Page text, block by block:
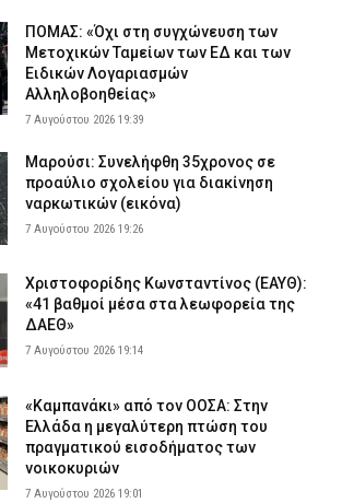
ΠΟΜΑΣ: «Όχι στη συγχώνευση των
Μετοχικών Ταμείων των ΕΔ και των
Ειδικών Λογαριασμών
Αλληλοβοηθείας»
7 Αυγούστου 2026 19:39
Μαρούσι: Συνελήφθη 35χρονος σε
προαύλιο σχολείου για διακίνηση
ναρκωτικών (εικόνα)
7 Αυγούστου 2026 19:26
Χριστοφορίδης Κωνσταντίνος (ΕΑΥΘ):
«41 βαθμοί μέσα στα λεωφορεία της
ΔΑΕΘ»
7 Αυγούστου 2026 19:14
«Καμπανάκι» από τον ΟΟΣΑ: Στην
Ελλάδα η μεγαλύτερη πτώση του
πραγματικού εισοδήματος των
νοικοκυριών
7 Αυγούστου 2026 19:01